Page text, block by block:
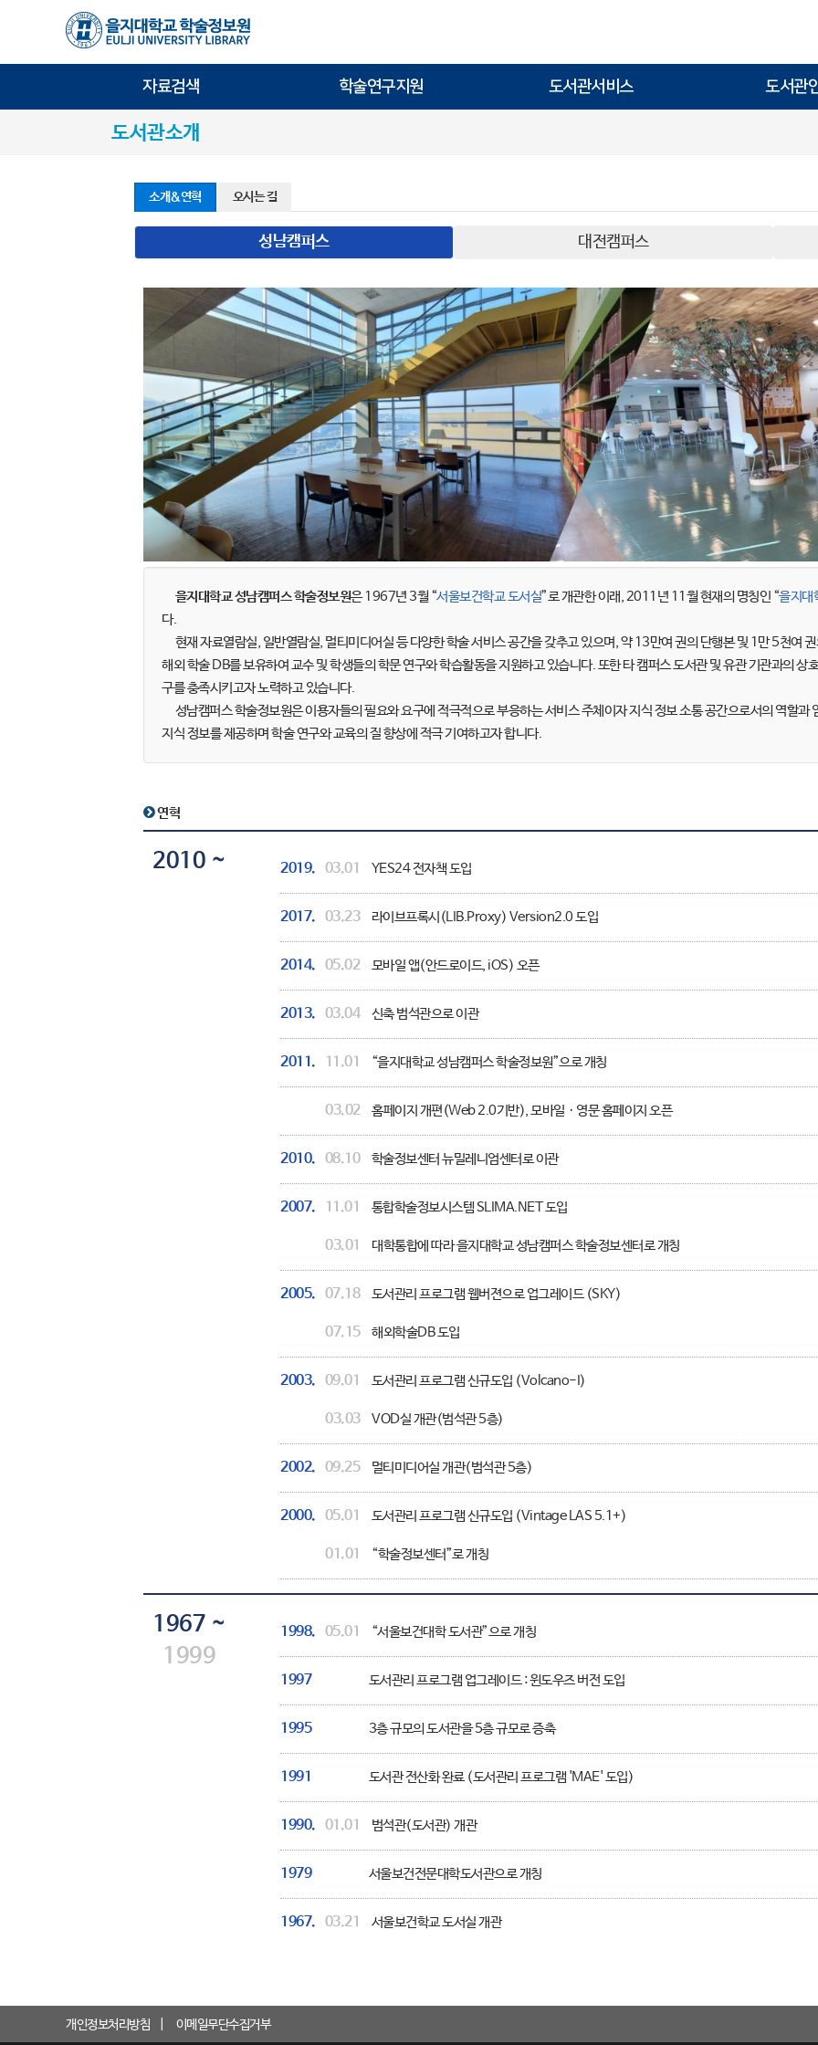
자료검색 학술연구지원 도서관서비스 도서관
도서관소개
소개&연혁 오시는 길
성남캠퍼스 대전캠퍼스
을지대학교 성남캠퍼스 학술정보원은 1967년 3월 “서울보건학교 도서실”로 개관한 이래, 2011년 11월 현재의 명칭인 “을지대
다.
현재 자료열람실, 일반열람실, 멀티미디어실 등 다양한 학술 서비스 공간을 갖추고 있으며, 약 13만여 권의 단행본 및 1만 5천여
해외 학술 DB를 보유하여 교수 및 학생들의 학문 연구와 학습활동을 지원하고 있습니다. 또한 타 캠퍼스 도서관 및 유관 기관과의 상
구를 충족시키고자 노력하고 있습니다.
성남캠퍼스 학술정보원은 이용자들의 필요와 요구에 적극적으로 부응하는 서비스 주체이자 지식 정보 소통 공간으로서의 역할과
지식 정보를 제공하며 학술 연구와 교육의 질 향상에 적극 기여하고자 합니다.
연혁
2010 ~ 2019. 03.01 YES24 전자책 도입
2017. 03.23 라이브프록시(LIB.Proxy) Version2.0 도입
2014. 05.02 모바일 앱(안드로이드, iOS) 오픈
2013. 03.04 신축 범석관으로 이관
2011. 11.01 “을지대학교 성남캠퍼스 학술정보원”으로 개칭
03.02 홈페이지 개편(Web 2.0기반), 모바일ㆍ영문 홈페이지 오픈
2010. 08.10 학술정보센터 뉴밀레니엄센터로 이관
2007. 11.01 통합학술정보시스템 SLIMA.NET 도입
03.01 대학통합에 따라 을지대학교 성남캠퍼스 학술정보센터로 개칭
2005. 07.18 도서관리 프로그램 웹버젼으로 업그레이드 (SKY)
07.15 해외학술DB 도입
2003. 09.01 도서관리 프로그램 신규도입 (Volcano-I)
03.03 VOD실 개관(범석관 5층)
2002. 09.25 멀티미디어실 개관(범석관 5층)
2000. 05.01 도서관리 프로그램 신규도입 (Vintage LAS 5.1+)
01.01 “학술정보센터”로 개칭
1967 ~
1999
1998. 05.01 “서울보건대학 도서관”으로 개칭
1997 도서관리 프로그램 업그레이드 : 윈도우즈 버전 도입
1995 3층 규모의 도서관을 5층 규모로 증축
1991 도서관 전산화 완료 (도서관리 프로그램 'MAE' 도입)
1990. 01.01 범석관(도서관) 개관
1979 서울보건전문대학도서관으로 개칭
1967. 03.21 서울보건학교 도서실 개관
개인정보처리방침 이메일무단수집거부